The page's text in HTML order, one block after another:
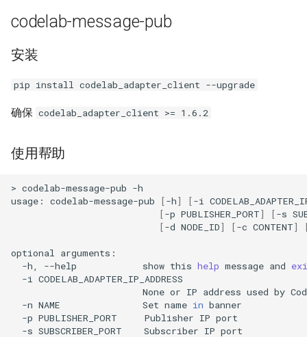
Lua
PHP
Dart
Python exec kernel
RoboMaster2
RoboMaster 3.0
codelab-message-pub
安装
pip install codelab_adapter_client --upgrade
确保 codelab_adapter_client >= 1.6.2
使用帮助
> codelab-message-pub -h
usage:
codelab-message-pub [-h] [-i
[-p PUBLISHER_PORT] [-s
[-d NODE_ID] [-c CONTENT]
optional
-h,
--help show this help message and
-i
None or IP address used by
-n NAME Set name in
-p PUBLISHER_PORT Publisher IP
-s SUBSCRIBER_PORT Subscriber IP